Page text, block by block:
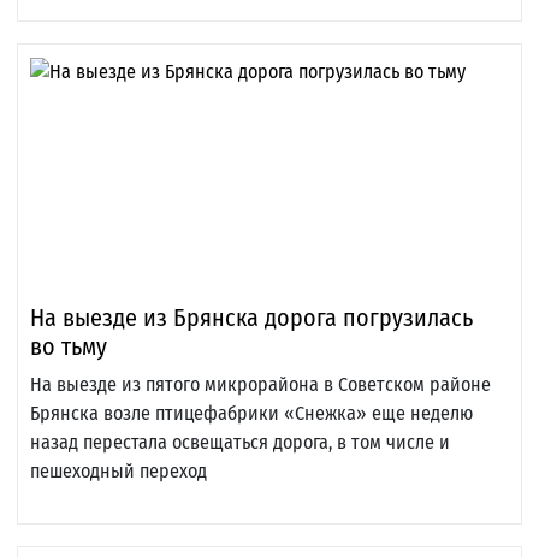
На выезде из Брянска дорога погрузилась
во тьму
На выезде из пятого микрорайона в Советском районе
Брянска возле птицефабрики «Снежка» еще неделю
назад перестала освещаться дорога, в том числе и
пешеходный переход